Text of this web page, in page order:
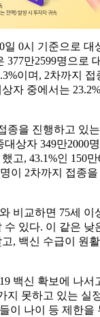
일 0시 기준으로 대
377만2599명으로
이며, 2차까지
자 중에서는
종을 진행하고 있
상자 349만2000
고, 43.1%인 150
명이 2차까지 접종
비교하면 75세 이
수 있다. 이 같은 낮
, 백신 수급이 원
백신 확보에 나서
지 못하고 있는 실
이 나이 등 제한을